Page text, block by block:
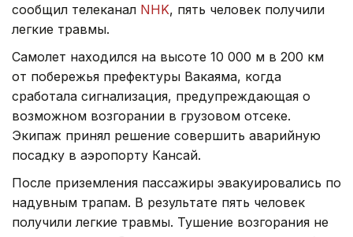
сообщил телеканал NHK, пять человек получили
легкие травмы.
Самолет находился на высоте 10 000 м в 200 км
от побережья префектуры Вакаяма, когда
сработала сигнализация, предупреждающая о
возможном возгорании в грузовом отсеке.
Экипаж принял решение совершить аварийную
посадку в аэропорту Кансай.
После приземления пассажиры эвакуировались по
надувным трапам. В результате пять человек
получили легкие травмы. Тушение возгорания не